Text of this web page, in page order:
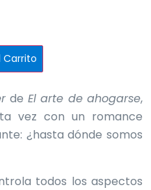
Carrito
de El arte de ahogarse,
vez con un romance
¿hasta dónde somos
todos los aspectos